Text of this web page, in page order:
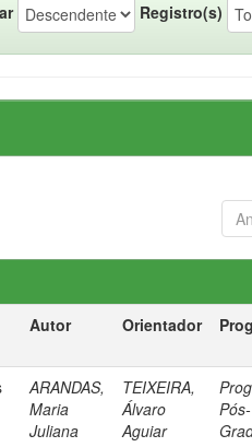
Registro(s)
Autor Orientador
ARANDAS,
Maria
Juliana
TEIXEIRA,
Álvaro
Aguiar
Pós-